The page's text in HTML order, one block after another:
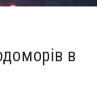
в